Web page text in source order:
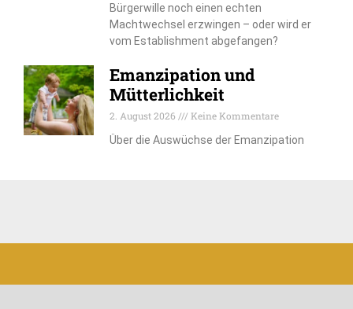
Bürgerwille noch einen echten
Machtwechsel erzwingen – oder wird er
vom Establishment abgefangen?
Emanzipation und
Mütterlichkeit
2. August 2026
Keine Kommentare
Über die Auswüchse der Emanzipation